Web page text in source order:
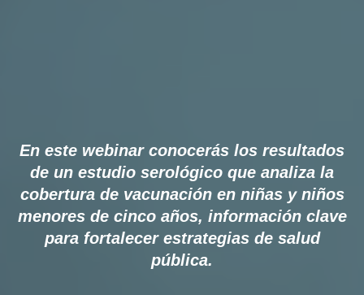
En este webinar conocerás los resultados
de un estudio serológico que analiza la
cobertura de vacunación en niñas y niños
menores de cinco años, información clave
para fortalecer estrategias de salud
pública.